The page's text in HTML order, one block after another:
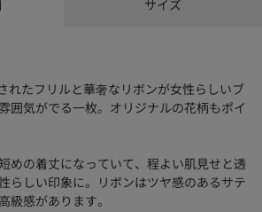
サイズ
れたフリルと華奢なリボンが女性らしいブ
囲気がでる一枚。オリジナルの花柄もポイ
めの着丈になっていて、程よい肌見せと透
らしい印象に。リボンはツヤ感のあるサテ
級感があります。